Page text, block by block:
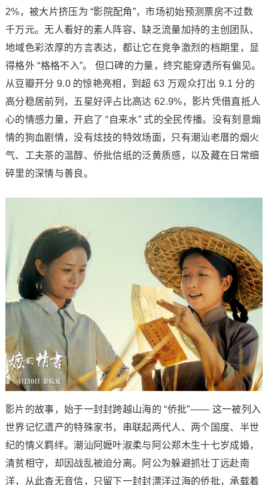
2%，被大片挤压为 “影院配角”，市场初始预测票房不过数
千万元。无人看好的素人阵容、缺乏流量加持的主创团队、
地域色彩浓厚的方言表达，都让它在竞争激烈的档期里，显
得格外 “格格不入”。 但口碑的力量，终究能穿透所有偏见。
从豆瓣开分 9.0 的惊艳亮相，到超 63 万观众打出 9.1 分的
高分稳居前列，五星好评占比高达 62.9%，影片凭借直抵人
心的情感力量，开启了 “自来水” 式的全民传播。没有刻意煽
情的狗血剧情，没有炫技的特效场面，只有潮汕老厝的烟火
气、工夫茶的温醇、侨批信纸的泛黄质感，以及藏在日常细
碎里的深情与善良。
影片的故事，始于一封封跨越山海的 “侨批”—— 这一被列入
世界记忆遗产的特殊家书，串联起两代人、两个国度、半世
纪的情义羁绊。潮汕阿嬷叶淑柔与阿公郑木生十七岁成婚，
清贫相守，却因战乱被迫分离。阿公为躲避抓壮丁远赴南
洋，从此杳无音信，只留下一封封漂洋过海的侨批，承载着